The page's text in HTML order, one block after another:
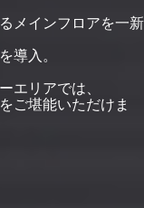
メインフロアを一新
導入。
エリアでは、
ご堪能いただけま